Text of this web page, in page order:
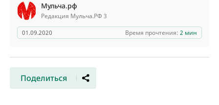
Мульча.рф
Редакция Мульча.РФ 3
01.09.2020
Время прочтения: 2 мин
Поделиться